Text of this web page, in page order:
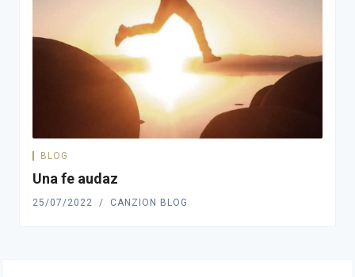
BLOG
Una fe audaz
25/07/2022 CANZION BLOG